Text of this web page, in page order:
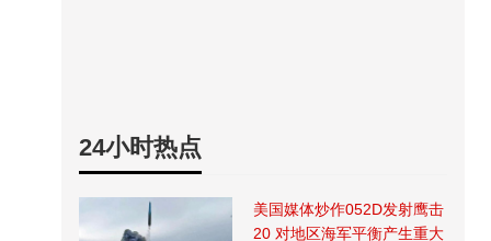
24小时热点
美国媒体炒作052D发射鹰击
20 对地区海军平衡产生重大